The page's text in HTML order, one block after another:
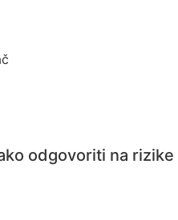
odgovoriti na rizike